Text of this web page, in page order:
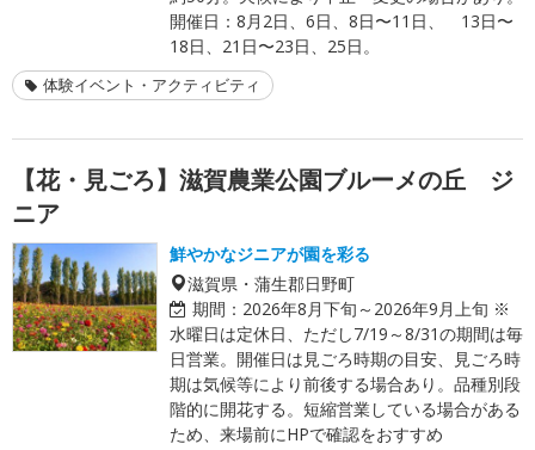
開催日：8月2日、6日、8日〜11日、 13日〜
18日、21日〜23日、25日。
体験イベント・アクティビティ
【花・見ごろ】滋賀農業公園ブルーメの丘 ジ
ニア
鮮やかなジニアが園を彩る
滋賀県・蒲生郡日野町
期間： 2026年8月下旬～2026年9月上旬 ※
水曜日は定休日、ただし7/19～8/31の期間は毎
日営業。開催日は見ごろ時期の目安、見ごろ時
期は気候等により前後する場合あり。品種別段
階的に開花する。短縮営業している場合がある
ため、来場前にHPで確認をおすすめ